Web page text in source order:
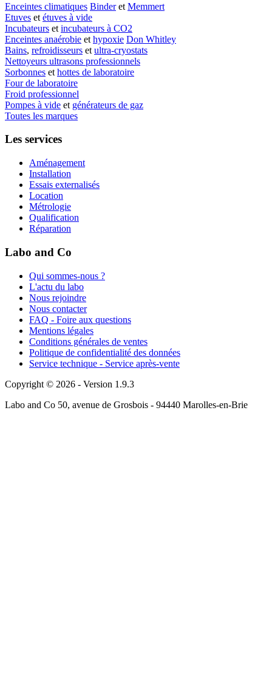
Enceintes climatiques Binderet Memmert
Etuves et étuves à vide
Incubateurs et incubateurs à CO2
Enceintes anaérobie et hypoxie Don Whitley
Bains, refroidisseurs et ultra-cryostats
Nettoyeurs ultrasons professionnels
Sorbonnes et hottes de laboratoire
Four de laboratoire
Froid professionnel
Pompes à vide et générateurs de gaz
Toutes les marques
Les services
Aménagement
Installation
Essais externalisés
Location
Métrologie
Qualification
Réparation
Labo and Co
Qui sommes-nous ?
L'actu du labo
Nous rejoindre
Nous contacter
FAQ - Foire aux questions
Mentions légales
Conditions générales de ventes
Politique de confidentialité des données
Service technique - Service après-vente
Copyright © 2026 - Version 1.9.3
Labo and Co 50, avenue de Grosbois - 94440 Marolles-en-Brie